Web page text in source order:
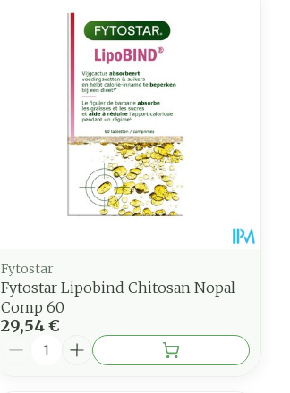
Fytostar
Fytostar Lipobind Chitosan Nopal
Comp 60
29,54 €
Quantité